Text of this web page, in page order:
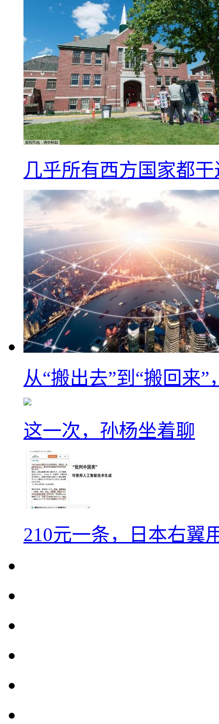
几乎所有西方国家都
从“搬出去”到“搬回来
这一次，孙杨坐着聊
210元一条，日本右翼